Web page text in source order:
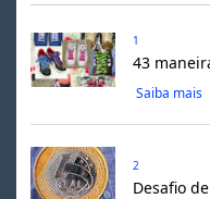
1
43
Saiba mais
2
Desafio